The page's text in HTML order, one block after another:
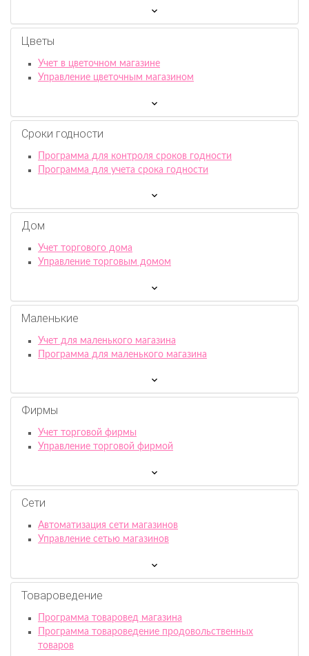
Цветы
Учет в цветочном магазине
Управление цветочным магазином
Сроки годности
Программа для контроля сроков годности
Программа для учета срока годности
Дом
Учет торгового дома
Управление торговым домом
Маленькие
Учет для маленького магазина
Программа для маленького магазина
Фирмы
Учет торговой фирмы
Управление торговой фирмой
Сети
Автоматизация сети магазинов
Управление сетью магазинов
Товароведение
Программа товаровед магазина
Программа товароведение продовольственных
товаров